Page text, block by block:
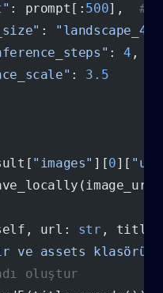
: prompt[: 500], #
:
: 4 ,
: 3.5
"images" ][0][
url: str ,
ve assets
oluştur